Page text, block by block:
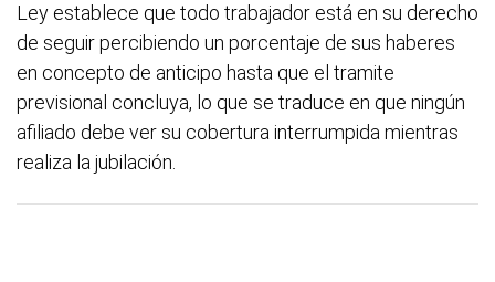
Ley establece que todo trabajador está en su derecho
de seguir percibiendo un porcentaje de sus haberes
en concepto de anticipo hasta que el tramite
previsional concluya, lo que se traduce en que ningún
afiliado debe ver su cobertura interrumpida mientras
realiza la jubilación.